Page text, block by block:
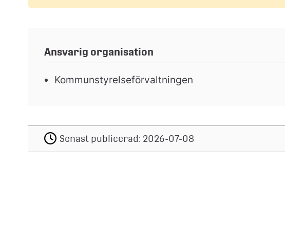
Ansvarig organisation
Kommunstyrelseförvaltningen
Senast publicerad: 2026-07-08